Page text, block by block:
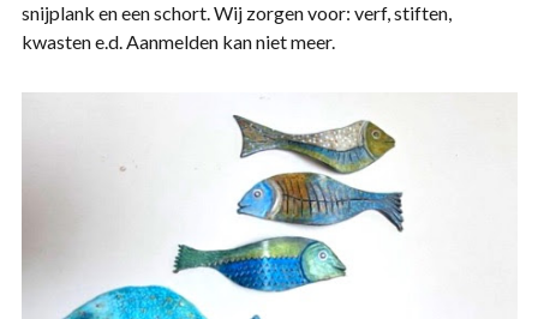
snijplank en een schort. Wij zorgen voor: verf, stiften,
kwasten e.d. Aanmelden kan niet meer.